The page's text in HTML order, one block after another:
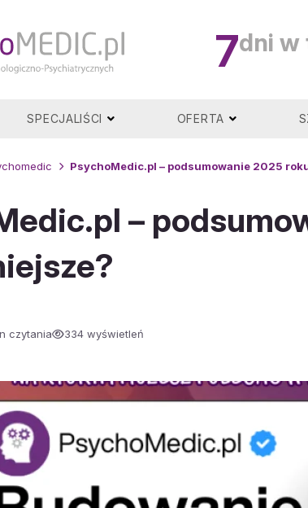
7dni w
SPECJALIŚCI OFERTA
PsychoMedic.pl – podsumowanie 2025
–
czytania 334 wyświetleń